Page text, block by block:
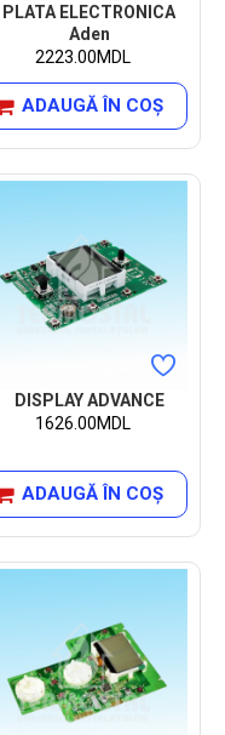
PLATA ELECTRONICA
Aden
2223.00MDL
ADAUGĂ ÎN COŞ
DISPLAY ADVANCE
1626.00MDL
ADAUGĂ ÎN COŞ